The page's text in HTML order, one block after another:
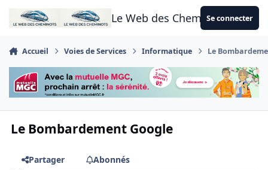
Aller au contenu
Le Web des CheminotsSe connecter
Accueil Voies de Services Informatique Le
Le Bombardement Google
Partager
Abonnés